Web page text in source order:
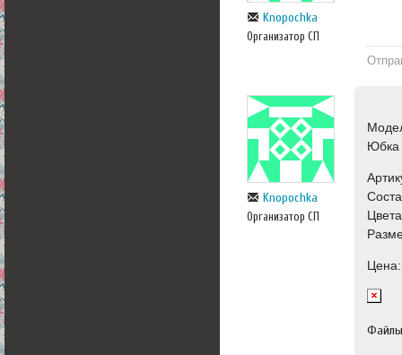
Knopochka
Организатор СП
Knopochka
Организатор СП
Юбка